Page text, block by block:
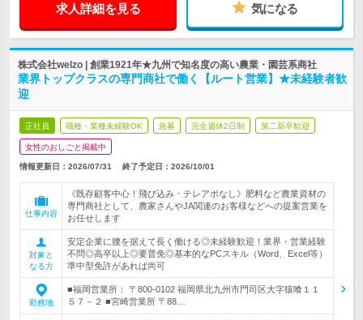
求人詳細を見る 気になる
株式会社welzo | 創業1921年★九州で知名度の高い農業・園芸系商社
業界トップクラスの専門商社で働く【ルート営業】★未経験者歓
迎
正社員 職種・業種未経験OK 急募 完全週休2日制 第二新卒歓迎
女性のおしごと掲載中
情報更新日：2026/07/31 終了予定日： 2026/10/01
仕事内容
《既存顧客中心！飛び込み・テレアポなし》肥料など農業資材の
専門商社として、農家さんやJA関連のお客様などへの提案営業を
お任せします
対象と
なる方
安定企業に腰を据えて長く働ける◎未経験歓迎！業界・営業経験
不問◎高卒以上◎要普免◎基本的なPCスキル（Word、Excel等）
準中型免許があれば尚可
勤務地
■福岡営業所： 〒800-0102 福岡県北九州市門司区大字猿喰１１
５７－２ ■宮崎営業所 〒88…